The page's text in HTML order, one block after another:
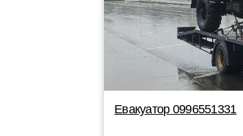
Евакуатор 0996551331